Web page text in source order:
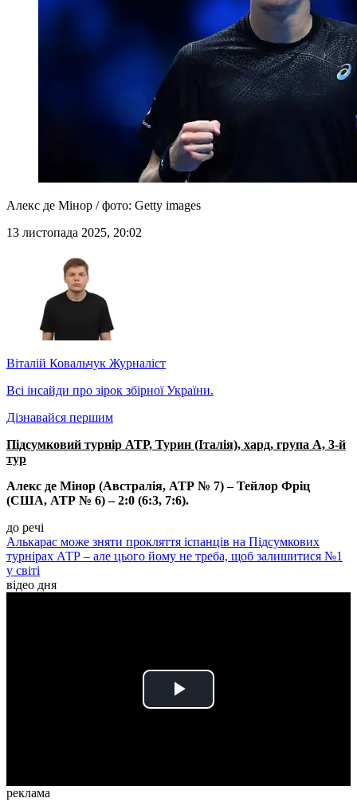
Алекс де Мінор / фото: Getty images
13 листопада 2025, 20:02
Віталій Ковальчук Журналіст
Всі інсайди про зірок збірної України.
Дізнавайся першим
Підсумковий турнір АТР, Турин (Італія), хард, група А, 3-й
тур
Алекс де Мінор (Австралія, АТР № 7) – Тейлор Фріц
(США, АТР № 6) – 2:0 (6:3, 7:6).
до речі
Алькарас може зняти прокляття іспанців на Підсумкових
турнірах АТР – але цього йому не треба, щоб залишитися №1
у світі
відео дня
Play
реклама